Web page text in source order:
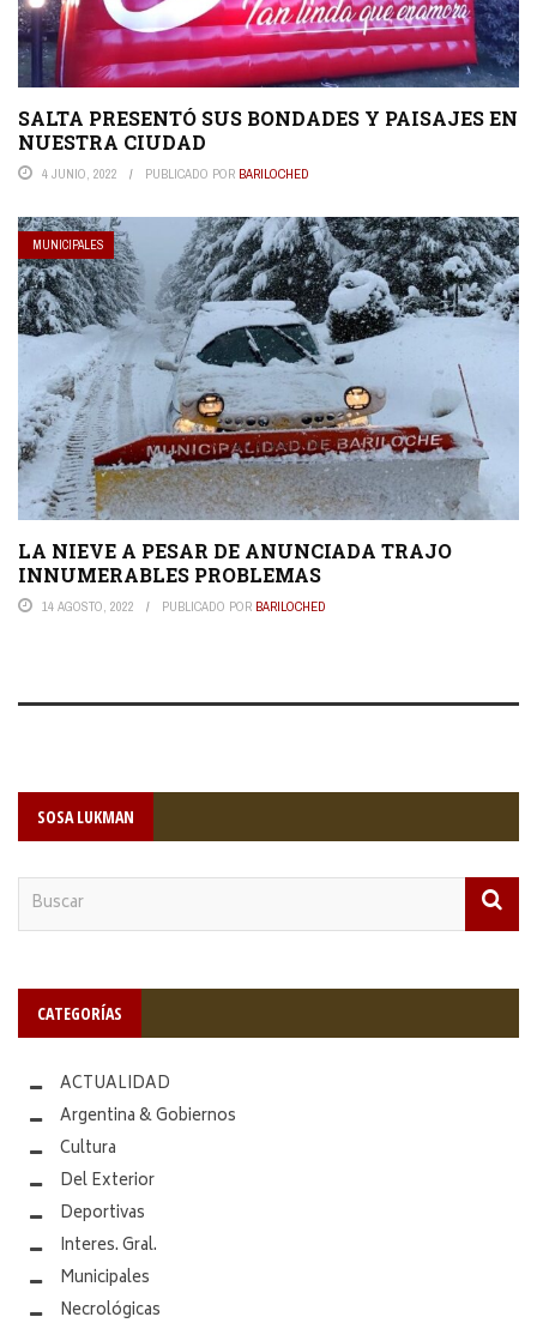
SALTA PRESENTÓ SUS BONDADES Y PAISAJES EN
NUESTRA CIUDAD
4 JUNIO, 2022 PUBLICADO POR BARILOCHED
MUNICIPALES
LA NIEVE A PESAR DE ANUNCIADA TRAJO
INNUMERABLES PROBLEMAS
14 AGOSTO, 2022 PUBLICADO POR BARILOCHED
SOSA LUKMAN
CATEGORÍAS
ACTUALIDAD
Argentina & Gobiernos
Cultura
Del Exterior
Deportivas
Interes. Gral.
Municipales
Necrológicas